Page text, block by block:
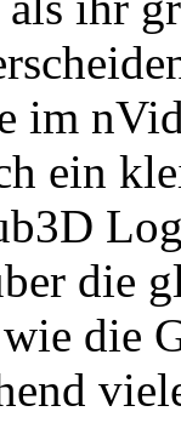
im
ein
die
die